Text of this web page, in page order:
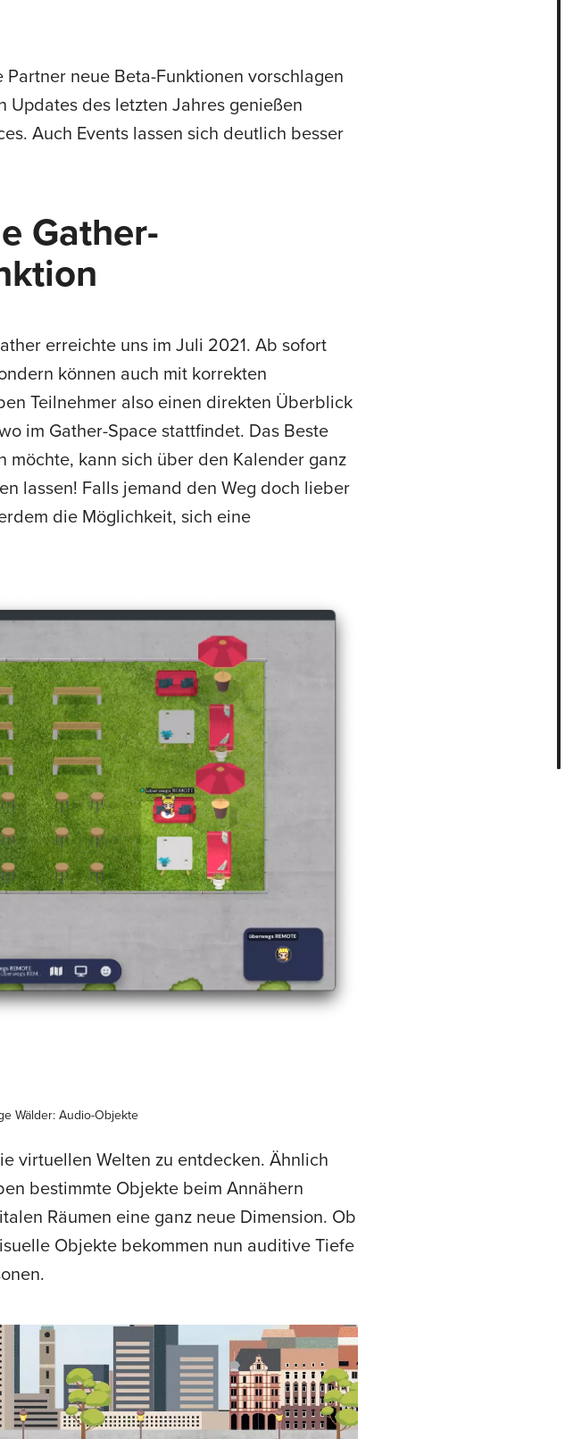
neue Beta-Funktionen vorschlagen
Updates des letzten Jahres genießen
Auch Events lassen sich deutlich besser
Gather-
erreichte uns im Juli 2021. Ab sofort
können auch mit korrekten
Teilnehmer also einen direkten Überblick
im Gather-Space stattfindet. Das Beste
kann sich über den Kalender ganz
lassen! Falls jemand den Weg doch lieber
die Möglichkeit, sich eine
Wälder: Audio-Objekte
virtuellen Welten zu entdecken. Ähnlich
bestimmte Objekte beim Annähern
Räumen eine ganz neue Dimension. Ob
Objekte bekommen nun auditive Tiefe